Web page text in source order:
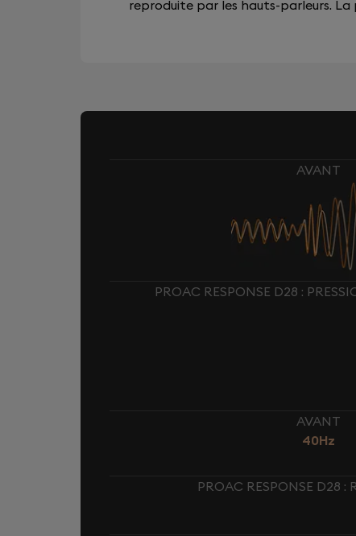
reproduite par les hauts-parleurs. La
AVANT
PROAC RESPONSE D28 :
AVANT
40Hz
PROAC RESPONSE D28 :